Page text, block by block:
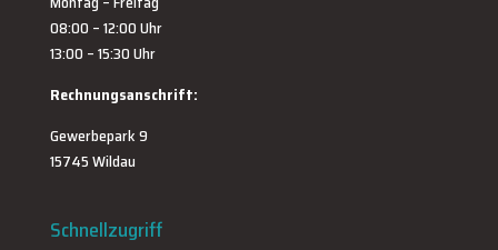
08:00 – 12:00 Uhr
13:00 – 15:30 Uhr
Rechnungsanschrift:
Gewerbepark 9
15745 Wildau
Schnellzugriff